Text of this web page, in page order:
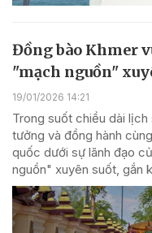
Đồng bào Khmer
"mạch nguồn"
19/01/2026 14:21
Trong suốt chiều dài
tưởng và đồng hành
quốc dưới sự lãnh đạo
nguồn" xuyên suốt, gắn